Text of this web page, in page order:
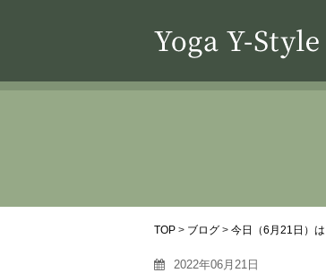
TOP > ブログ > 今日（6月21日）
2022年06月21日